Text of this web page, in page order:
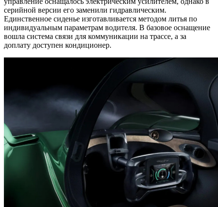
серийной версии его заменили гидравлическим.
Единственное сиденье изготавливается методом литья по
индивидуальным параметрам водителя. В базовое оснащение
вошла система связи для коммуникации на трассе, а за
доплату доступен кондиционер.